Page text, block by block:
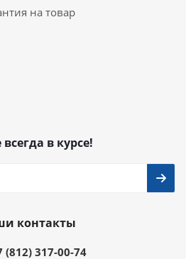
на товар
всегда в курсе!
контакты
(812) 317-00-74